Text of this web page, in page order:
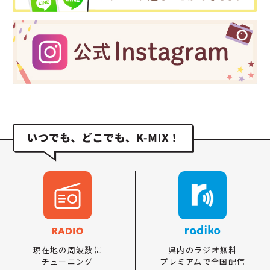
現在地の周波数に
チューニング
県内のラジオ無料
プレミアムで全国配信